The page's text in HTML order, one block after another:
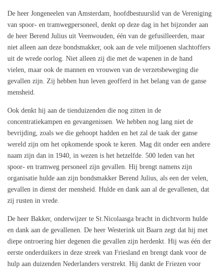
De heer Jongeneelen van Amsterdam, hoofdbestuurslid van de Vereniging
van spoor- en tramwegpersoneel, denkt op deze dag in het bijzonder aan
de heer Berend Julius uit Veenwouden, één van de gefusilleerden, maar
niet alleen aan deze bondsmakker, ook aan de vele miljoenen slachtoffers
uit de wrede oorlog. Niet alleen zij die met de wapenen in de hand
vielen, maar ook de mannen en vrouwen van de verzetsbeweging die
gevallen zijn. Zij hebben hun leven geofferd in het belang van de ganse
mensheid.
Ook denkt hij aan de tienduizenden die nog zitten in de
concentratiekampen en gevangenissen. We hebben nog lang niet de
bevrijding, zoals we die gehoopt hadden en het zal de taak der ganse
wereld zijn om het opkomende spook te keren. Mag dit onder een andere
naam zijn dan in 1940, in wezen is het hetzelfde. 500 leden van het
spoor- en tramweg personeel zijn gevallen. Hij brengt namens zijn
organisatie hulde aan zijn bondsmakker Berend Julius, als een der velen,
gevallen in dienst der mensheid. Hulde en dank aan al de gevallenen, dat
zij rusten in vrede.
De heer Bakker, onderwijzer te St.Nicolaasga bracht in dichtvorm hulde
en dank aan de gevallenen. De heer Westerink uit Baarn zegt dat hij met
diepe ontroering hier degenen die gevallen zijn herdenkt. Hij was één der
eerste onderduikers in deze streek van Friesland en brengt dank voor de
hulp aan duizenden Nederlanders verstrekt. Hij dankt de Friezen voor